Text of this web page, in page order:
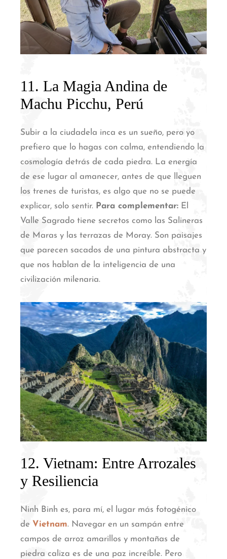
11. La Magia Andina de
Machu Picchu, Perú
Subir a la ciudadela inca es un sueño, pero yo
prefiero que lo hagas con calma, entendiendo la
cosmología detrás de cada piedra. La energía
de ese lugar al amanecer, antes de que lleguen
los trenes de turistas, es algo que no se puede
explicar, solo sentir. Para complementar: El
Valle Sagrado tiene secretos como las Salineras
de Maras y las terrazas de Moray. Son paisajes
que parecen sacados de una pintura abstracta y
que nos hablan de la inteligencia de una
civilización milenaria.
12. Vietnam: Entre Arrozales
y Resiliencia
Ninh Binh es, para mí, el lugar más fotogénico
de Vietnam. Navegar en un sampán entre
campos de arroz amarillos y montañas de
piedra caliza es de una paz increíble. Pero